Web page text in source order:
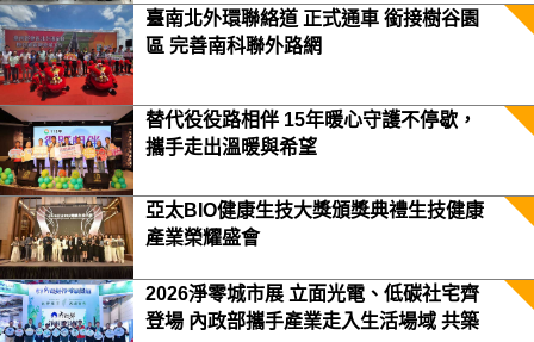
臺南北外環聯絡道 正式通車 銜接樹谷園
區 完善南科聯外路網
替代役役路相伴 15年暖心守護不停歇，
攜手走出溫暖與希望
亞太BIO健康生技大獎頒獎典禮生技健康
產業榮耀盛會
2026淨零城市展 立面光電、低碳社宅齊
登場 內政部攜手產業走入生活場域 共築